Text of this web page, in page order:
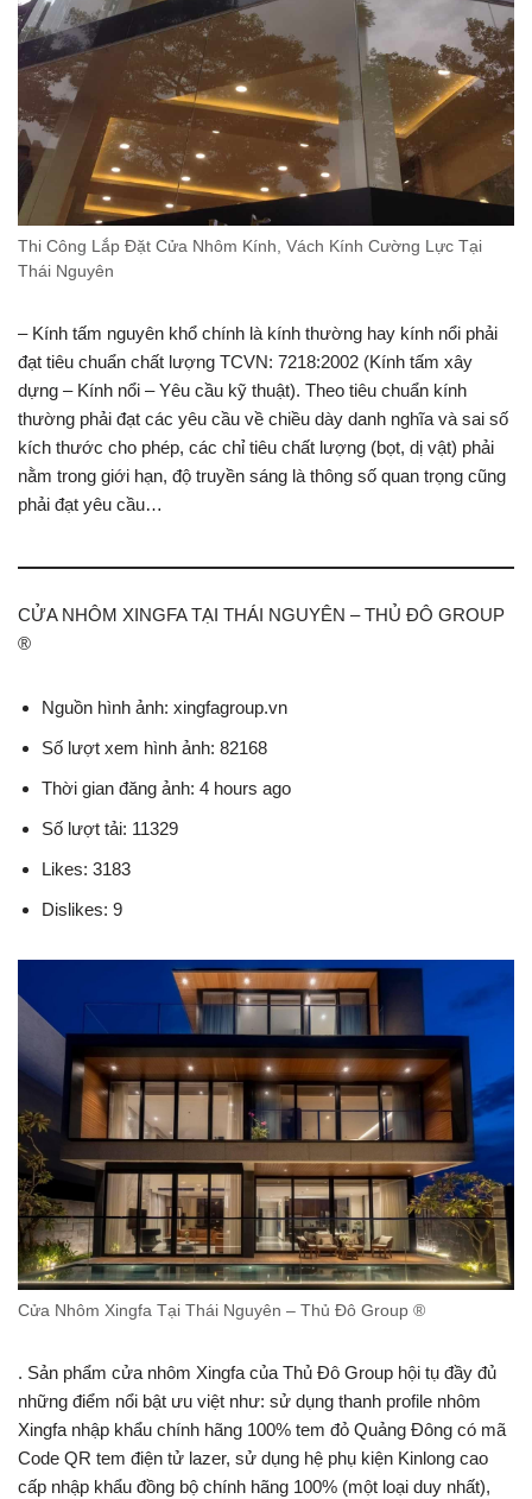
Thi Công Lắp Đặt Cửa Nhôm Kính, Vách Kính Cường Lực Tại
Thái Nguyên
– Kính tấm nguyên khổ chính là kính thường hay kính nổi phải
đạt tiêu chuẩn chất lượng TCVN: 7218:2002 (Kính tấm xây
dựng – Kính nổi – Yêu cầu kỹ thuật). Theo tiêu chuẩn kính
thường phải đạt các yêu cầu về chiều dày danh nghĩa và sai số
kích thước cho phép, các chỉ tiêu chất lượng (bọt, dị vật) phải
nằm trong giới hạn, độ truyền sáng là thông số quan trọng cũng
phải đạt yêu cầu…
CỬA NHÔM XINGFA TẠI THÁI NGUYÊN – THỦ ĐÔ GROUP
®
Nguồn hình ảnh: xingfagroup.vn
Số lượt xem hình ảnh: 82168
Thời gian đăng ảnh: 4 hours ago
Số lượt tải: 11329
Likes: 3183
Dislikes: 9
Cửa Nhôm Xingfa Tại Thái Nguyên – Thủ Đô Group ®
. Sản phẩm cửa nhôm Xingfa của Thủ Đô Group hội tụ đầy đủ
những điểm nổi bật ưu việt như: sử dụng thanh profile nhôm
Xingfa nhập khẩu chính hãng 100% tem đỏ Quảng Đông có mã
Code QR tem điện tử lazer, sử dụng hệ phụ kiện Kinlong cao
cấp nhập khẩu đồng bộ chính hãng 100% (một loại duy nhất),